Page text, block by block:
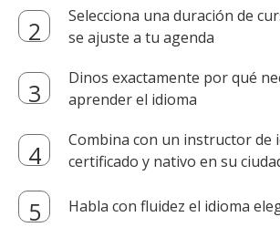
Selecciona una duración de
se ajuste a tu agenda
Dinos exactamente por qué
aprender el idioma
Combina con un instructor de
certificado y nativo en su
Habla con fluidez el idioma